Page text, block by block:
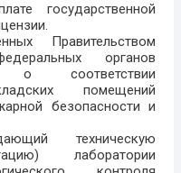
государственной
Правительством
органов
о соответствии
помещений
безопасности и
техническую
лаборатории